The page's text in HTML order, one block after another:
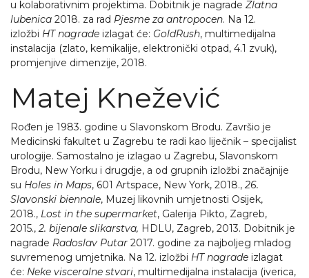
u kolaborativnim projektima. Dobitnik je nagrade Zlatna
lubenica 2018. za rad Pjesme za antropocen. Na 12.
izložbi HT nagrade izlagat će: GoldRush, multimedijalna
instalacija (zlato, kemikalije, elektronički otpad, 4.1 zvuk),
promjenjive dimenzije, 2018.
Matej Knežević
Rođen je 1983. godine u Slavonskom Brodu. Završio je
Medicinski fakultet u Zagrebu te radi kao liječnik – specijalist
urologije. Samostalno je izlagao u Zagrebu, Slavonskom
Brodu, New Yorku i drugdje, a od grupnih izložbi značajnije
su Holes in Maps, 601 Artspace, New York, 2018., 26.
Slavonski biennale, Muzej likovnih umjetnosti Osijek,
2018., Lost in the supermarket, Galerija Pikto, Zagreb,
2015., 2. bijenale slikarstva, HDLU, Zagreb, 2013. Dobitnik je
nagrade Radoslav Putar 2017. godine za najboljeg mladog
suvremenog umjetnika. Na 12. izložbi HT nagrade izlagat
će: Neke visceralne stvari, multimedijalna instalacija (iverica,